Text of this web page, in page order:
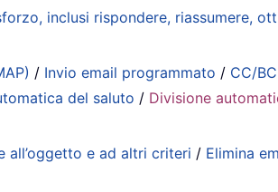
inclusi rispondere, riassumere,
/ Invio email programmato / CC/
del saluto / Divisione
all’oggetto e ad altri criteri / Elimina